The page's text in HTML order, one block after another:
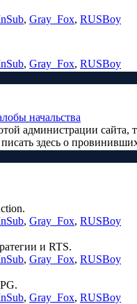
, Gray_Fox, RUSBoy
, Gray_Fox, RUSBoy
начальства
администрации сайта,
здесь о
, Gray_Fox, RUSBoy
и RTS.
, Gray_Fox, RUSBoy
, Gray_Fox, RUSBoy